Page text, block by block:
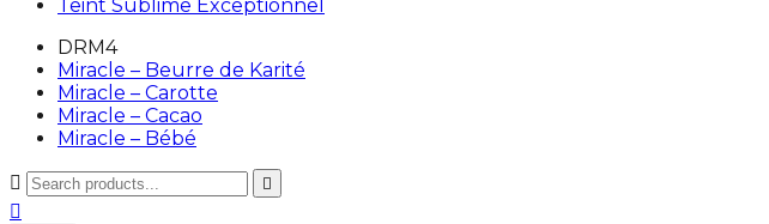
Teint Sublime Exceptionnel
DRM4
Miracle – Beurre de Karité
Miracle – Carotte
Miracle – Cacao
Miracle – Bébé


